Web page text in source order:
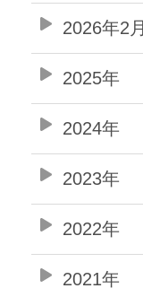
2026年2月
2025年
2024年
2023年
2022年
2021年